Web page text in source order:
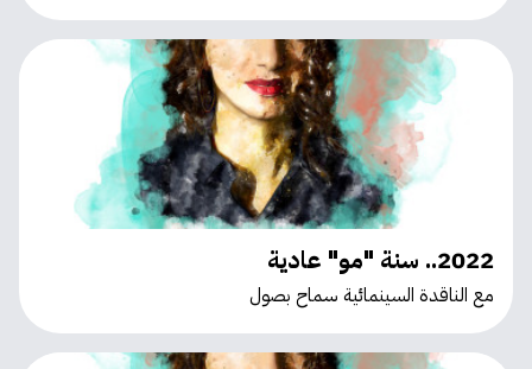
2022.. سنة "مو" عادية
مع الناقدة السينمائية سماح بصول